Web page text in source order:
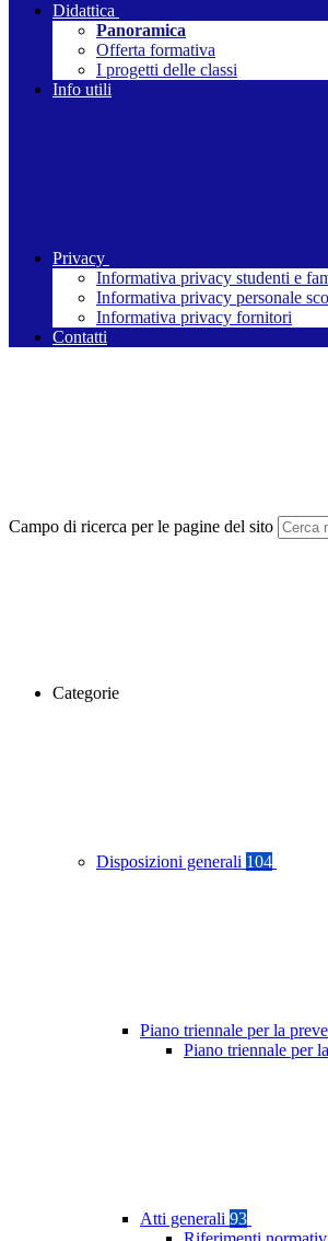
Didattica
Panoramica
Offerta formativa
I progetti delle classi
Info utili
Privacy
Informativa privacy studenti e
Informativa privacy personale
Informativa privacy fornitori
Contatti
Campo di ricerca per le pagine del sito
Categorie
Disposizioni generali 104
Piano triennale per la
Piano triennale per
Atti generali 93